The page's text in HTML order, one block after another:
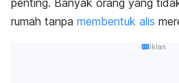
rumah tanpa membentuk alis
Iklan